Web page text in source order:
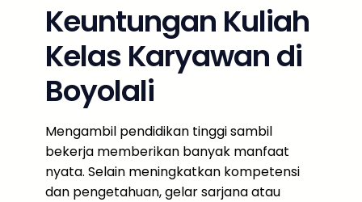
Keuntungan Kuliah
Kelas Karyawan di
Boyolali
Mengambil pendidikan tinggi sambil
bekerja memberikan banyak manfaat
nyata. Selain meningkatkan kompetensi
dan pengetahuan, gelar sarjana atau